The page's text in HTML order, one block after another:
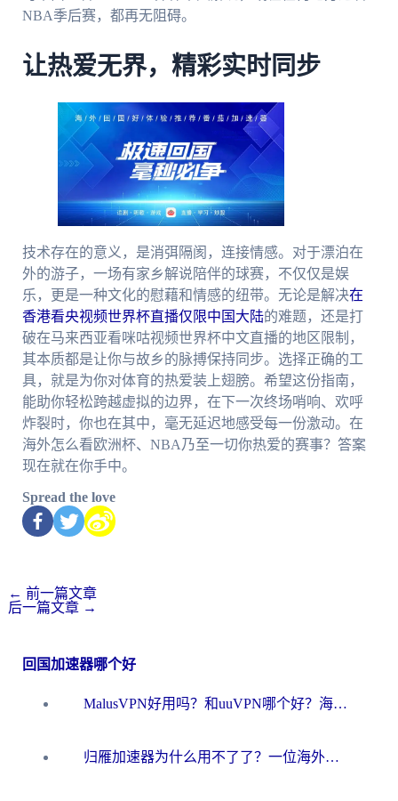
NBA季后赛，都再无阻碍。
让热爱无界，精彩实时同步
技术存在的意义，是消弭隔阂，连接情感。对于漂泊在
外的游子，一场有家乡解说陪伴的球赛，不仅仅是娱
乐，更是一种文化的慰藉和情感的纽带。无论是解决在
香港看央视频世界杯直播仅限中国大陆的难题，还是打
破在马来西亚看咪咕视频世界杯中文直播的地区限制，
其本质都是让你与故乡的脉搏保持同步。选择正确的工
具，就是为你对体育的热爱装上翅膀。希望这份指南，
能助你轻松跨越虚拟的边界，在下一次终场哨响、欢呼
炸裂时，你也在其中，毫无延迟地感受每一份激动。在
海外怎么看欧洲杯、NBA乃至一切你热爱的赛事？答案
现在就在你手中。
Spread the love
← 前一篇文章
后一篇文章 →
回国加速器哪个好
MalusVPN好用吗？和uuVPN哪个好？海外党无缝访问国内资源的真实对比与选择指南
归雁加速器为什么用不了了？一位海外游子的真实困惑与技术解答